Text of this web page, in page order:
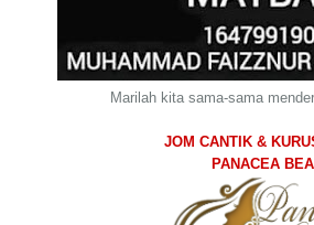
Marilah kita sama-sama
JOM CANTIK &
PANACEA